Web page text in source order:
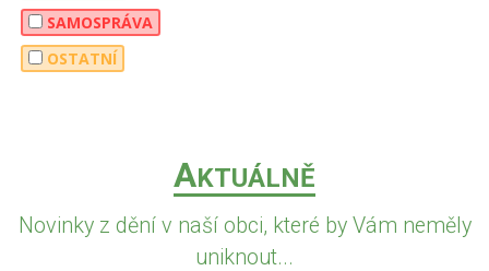
SAMOSPRÁVA
OSTATNÍ
AKTUÁLNĚ
Novinky z dění v naší obci, které by Vám neměly
uniknout...